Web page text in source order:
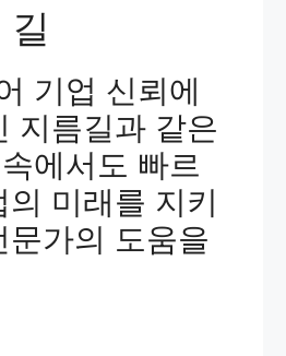
기업 신뢰에
지름길과 같은
에서도 빠르
미래를 지키
가의 도움을